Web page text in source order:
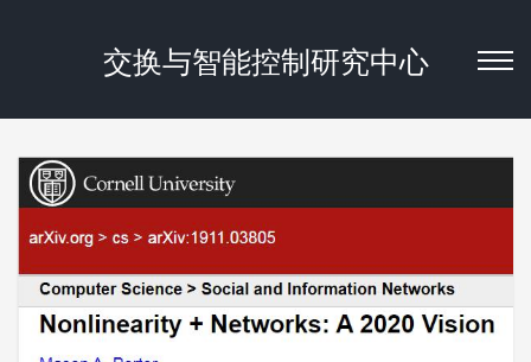
交换与智能控制研究中心